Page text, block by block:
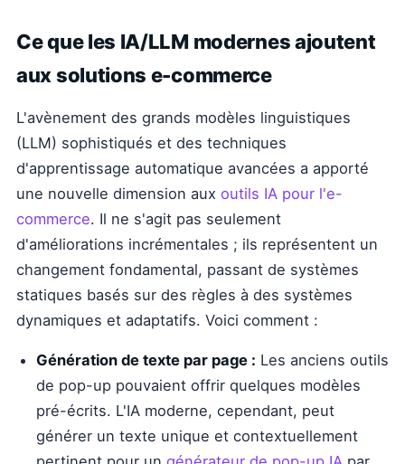
Ce que les IA/LLM modernes ajoutent
aux solutions e-commerce
L'avènement des grands modèles linguistiques
(LLM) sophistiqués et des techniques
d'apprentissage automatique avancées a apporté
une nouvelle dimension aux outils IA pour l'e-
commerce. Il ne s'agit pas seulement
d'améliorations incrémentales ; ils représentent un
changement fondamental, passant de systèmes
statiques basés sur des règles à des systèmes
dynamiques et adaptatifs. Voici comment :
Génération de texte par page : Les anciens outils
de pop-up pouvaient offrir quelques modèles
pré-écrits. L'IA moderne, cependant, peut
générer un texte unique et contextuellement